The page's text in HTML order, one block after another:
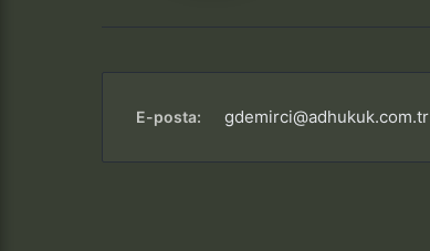
E-posta: gdemirci@adhukuk.com.tr